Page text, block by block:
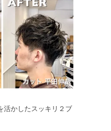
かしたスッキリ２ブ